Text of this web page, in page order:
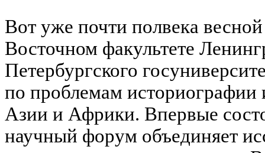
Вот уже почти полвека
Восточном факультете
Петербургского
по проблемам историографии
Азии и Африки. Впервые
научный форум объединяет